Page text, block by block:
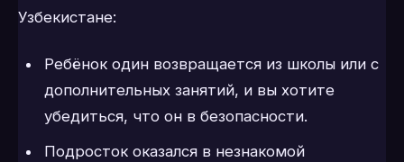
Узбекистане:
Ребёнок один возвращается из школы или с
дополнительных занятий, и вы хотите
убедиться, что он в безопасности.
Подросток оказался в незнакомой